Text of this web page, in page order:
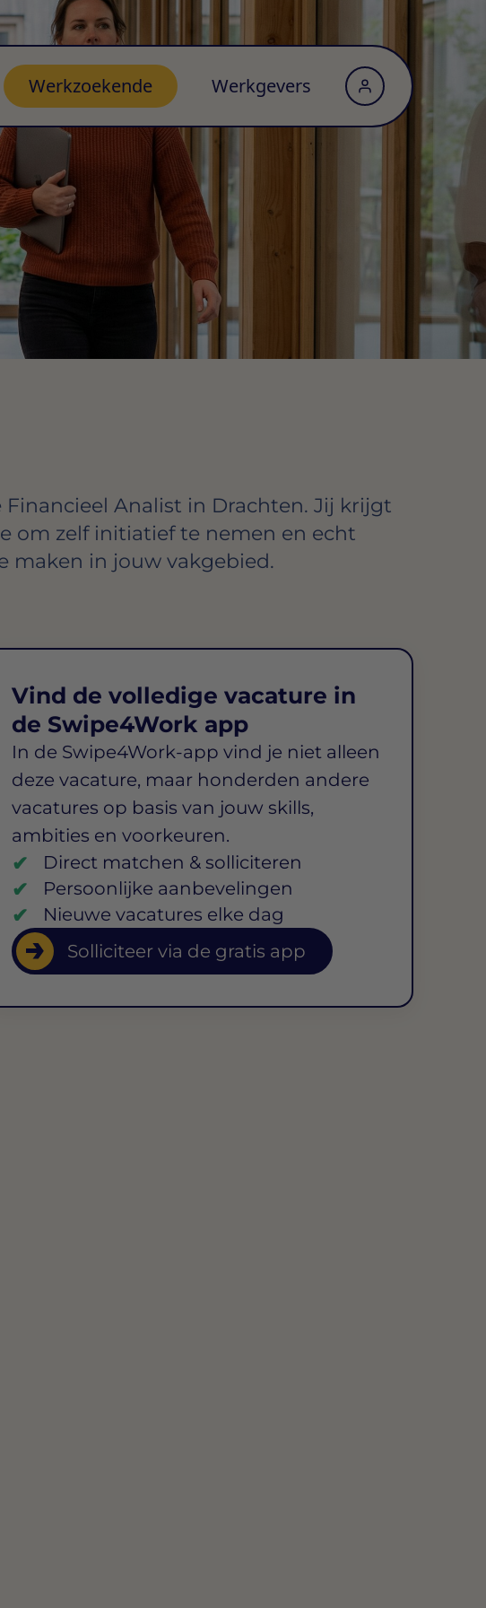
Werkzoekende Werkgevers
Financieel Analist in Drachten. Jij krijgt
om zelf initiatief te nemen en echt
maken in jouw vakgebied.
Vind de volledige vacature in
de Swipe4Work app
In de Swipe4Work-app vind je niet alleen
deze vacature, maar honderden andere
vacatures op basis van jouw skills,
ambities en voorkeuren.
Direct matchen & solliciteren
Persoonlijke aanbevelingen
Nieuwe vacatures elke dag
Solliciteer via de gratis app